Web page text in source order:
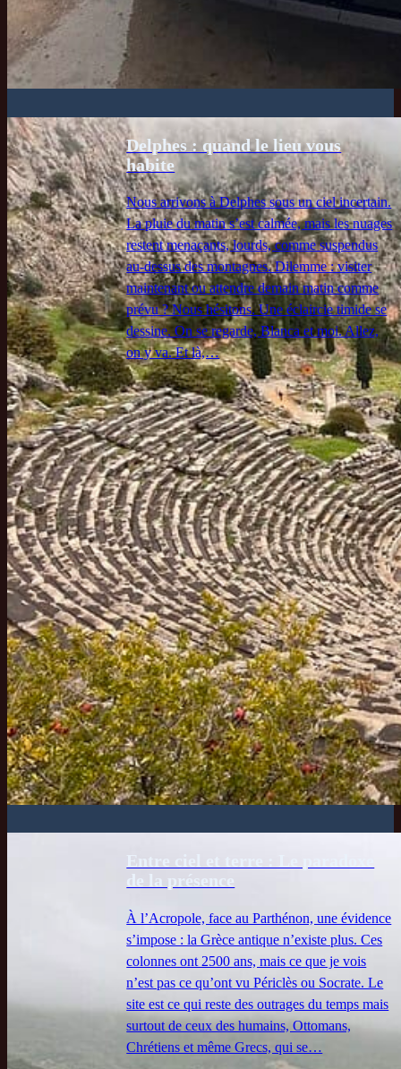
Delphes : quand le lieu vous
habite
Nous arrivons à Delphes sous un ciel incertain.
La pluie du matin s’est calmée, mais les nuages
restent menaçants, lourds, comme suspendus
au-dessus des montagnes. Dilemme : visiter
maintenant ou attendre demain matin comme
prévu ? Nous hésitons. Une éclaircie timide se
dessine. On se regarde, Blanca et moi. Allez,
on y va. Et là,…
À l’Acropole, face au Parthénon, une évidence
s’impose : la Grèce antique n’existe plus. Ces
colonnes ont 2500 ans, mais ce que je vois
n’est pas ce qu’ont vu Périclès ou Socrate. Le
site est ce qui reste des outrages du temps mais
surtout de ceux des humains, Ottomans,
Chrétiens et même Grecs, qui se…